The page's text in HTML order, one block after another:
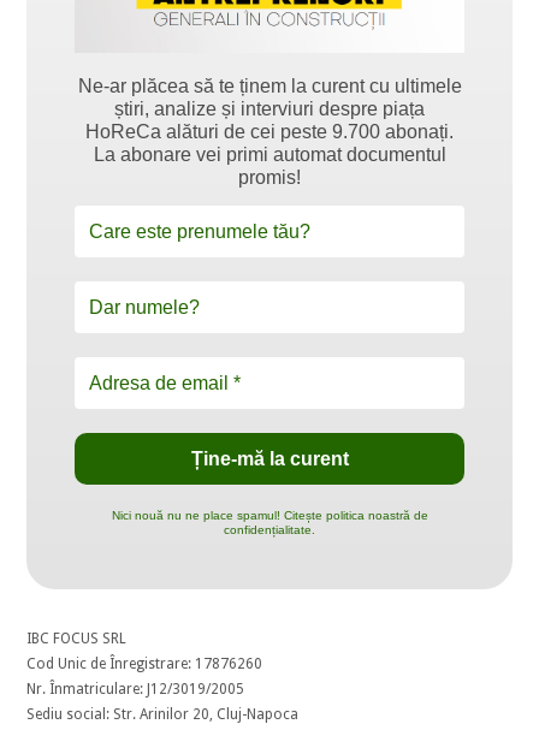
Ne-ar plăcea să te ținem la curent cu ultimele
știri, analize și interviuri despre piața
HoReCa alături de cei peste 9.700 abonați.
La abonare vei primi automat documentul
promis!
Nici nouă nu ne place spamul! Citește politica noastră de
confidențialitate.
IBC FOCUS SRL
Cod Unic de Înregistrare: 17876260
Nr. Înmatriculare: J12/3019/2005
Sediu social: Str. Arinilor 20, Cluj-Napoca